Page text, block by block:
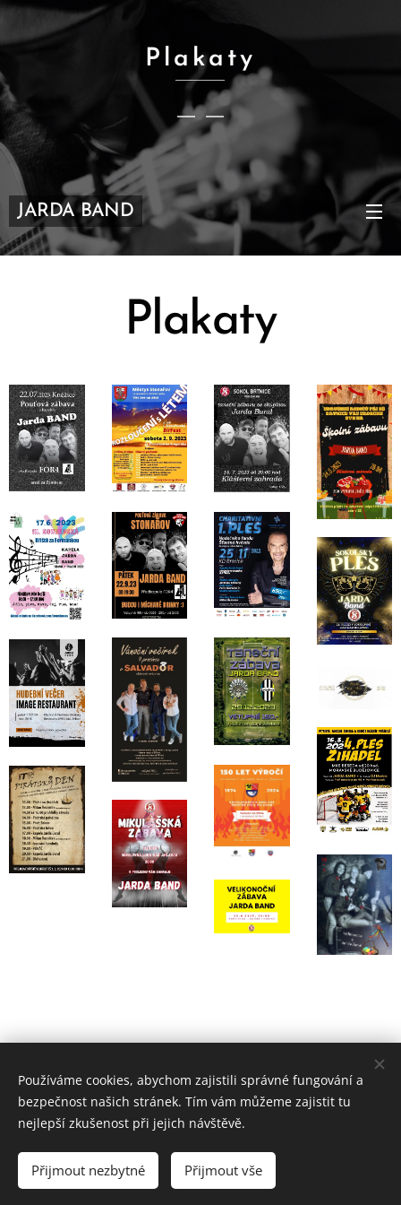
JARDA BAND
Plakaty
Plakaty
© 2023 Jardda BAND / Při výrobě těchto stránek nebyly zlomeny
žádné paličky.
Vytvořeno službou Webnode
Používáme cookies, abychom zajistili správné fungování a
bezpečnost našich stránek. Tím vám můžeme zajistit tu
nejlepší zkušenost při jejich návštěvě.
Přijmout nezbytné Přijmout vše